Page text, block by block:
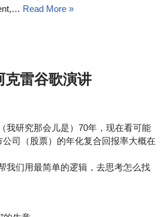
Read More »
克雷谷歌演讲
我研究那会儿是）70年，现在看可能
司（股票）的年化复合回报率大概在
我们用最简单的逻辑，去思考怎么找